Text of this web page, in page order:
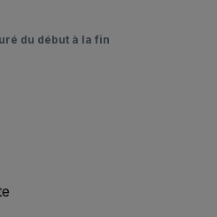
du début à la fin